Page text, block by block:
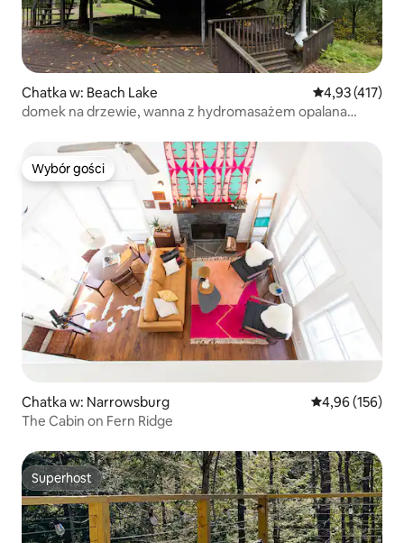
Chatka w: Beach Lake Średnia
4,93 (417)
domek na drzewie, wanna z hydromasażem opalana
Wybór gości
Wybór gości
Chatka w: Narrowsburg Średnia
4,96 (156)
The Cabin on Fern Ridge
Superhost
Superhost